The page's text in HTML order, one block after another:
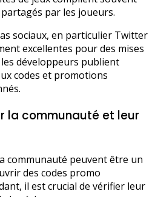
par les joueurs.
sociaux, en particulier Twitter
excellentes pour des mises
développeurs publient
codes et promotions
la communauté et leur
communauté peuvent être un
des codes promo
il est crucial de vérifier leur